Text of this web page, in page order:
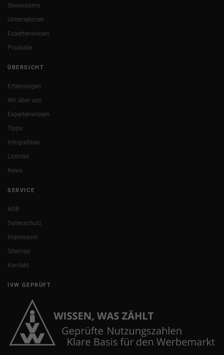
Showrooms
Unternehmen
Expertenwissen
Produkte
ÜBERSICHT
Erfahrungen
Wir über uns
Expertenwissen
Tipps
Infografiken
Listicles
News
SERVICE
AGB
Datenschutz
Impressum
Sitemap
Kontakt
IVW GEPRÜFT